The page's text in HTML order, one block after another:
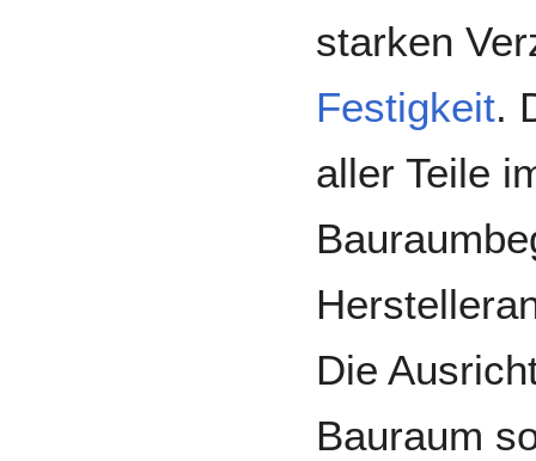
starken
Festigkeit.
aller Teile
Die
Bauraum